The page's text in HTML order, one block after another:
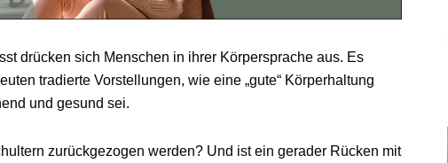
drücken sich Menschen in ihrer Körpersprache aus. Es
tradierte Vorstellungen, wie eine „gute“ Körperhaltung
und gesund sei.
zurückgezogen werden? Und ist ein gerader Rücken mit